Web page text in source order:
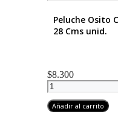
Cms.
Unid.
cantidad
Peluche Osito
28 Cms unid.
$8.300
Peluche
Osito
Corazón
Añadir al carrito